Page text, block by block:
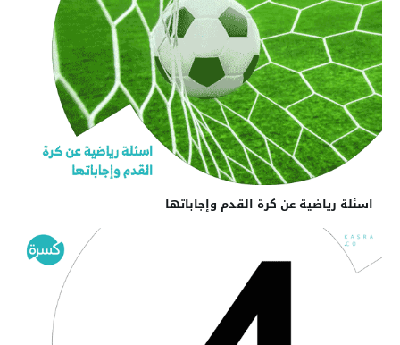
اسئلة رياضية عن كرة القدم وإجاباتها